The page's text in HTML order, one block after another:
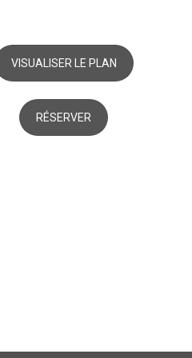
VISUALISER LE PLAN
RÉSERVER